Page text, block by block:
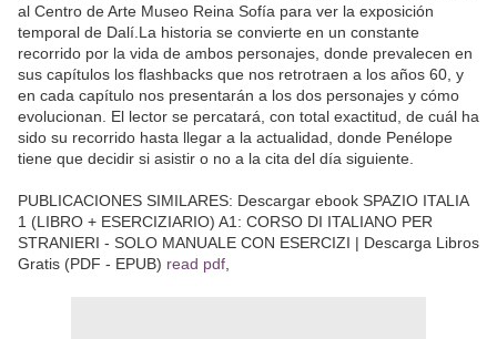
al Centro de Arte Museo Reina Sofía para ver la exposición
temporal de Dalí.La historia se convierte en un constante
recorrido por la vida de ambos personajes, donde prevalecen en
sus capítulos los flashbacks que nos retrotraen a los años 60, y
en cada capítulo nos presentarán a los dos personajes y cómo
evolucionan. El lector se percatará, con total exactitud, de cuál ha
sido su recorrido hasta llegar a la actualidad, donde Penélope
tiene que decidir si asistir o no a la cita del día siguiente.
PUBLICACIONES SIMILARES: Descargar ebook SPAZIO ITALIA
1 (LIBRO + ESERCIZIARIO) A1: CORSO DI ITALIANO PER
STRANIERI - SOLO MANUALE CON ESERCIZI | Descarga Libros
Gratis (PDF - EPUB) read pdf